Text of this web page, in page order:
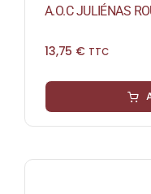
A.O.C JULIÉNAS
13,75 € TTC